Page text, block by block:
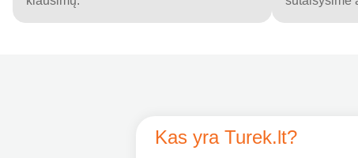
Kas yra Turek.lt?